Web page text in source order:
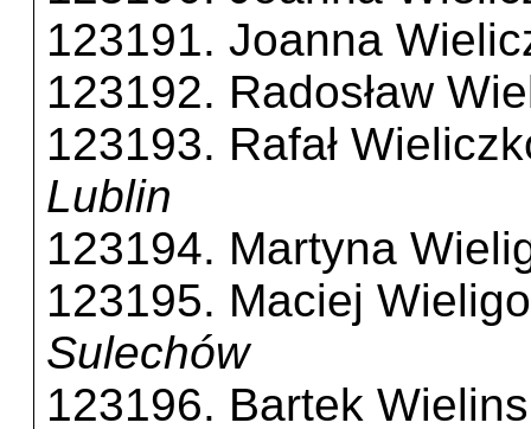
123191. Joanna
123192. Radosław
123193. Rafał
Lublin
123194. Martyna
123195. Maciej
Sulechów
123196. Bartek